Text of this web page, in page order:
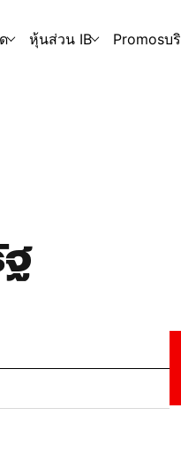
หุ้นส่วน IB Promosบ